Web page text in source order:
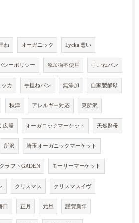
ね オーガニック Lycka 想い
シーポリシー 添加物不使用 手ごねパン
ッカ 手捏ねパン 無添加 自家製酵母
秋津 アレルギー対応 東所沢
広場 オーガニックマーケット 天然酵母
所沢 埼玉オーガニックマーケット
クラフトGADEN モーリーマーケット
クリスマス クリスマスイヴ
日 正月 元旦 謹賀新年